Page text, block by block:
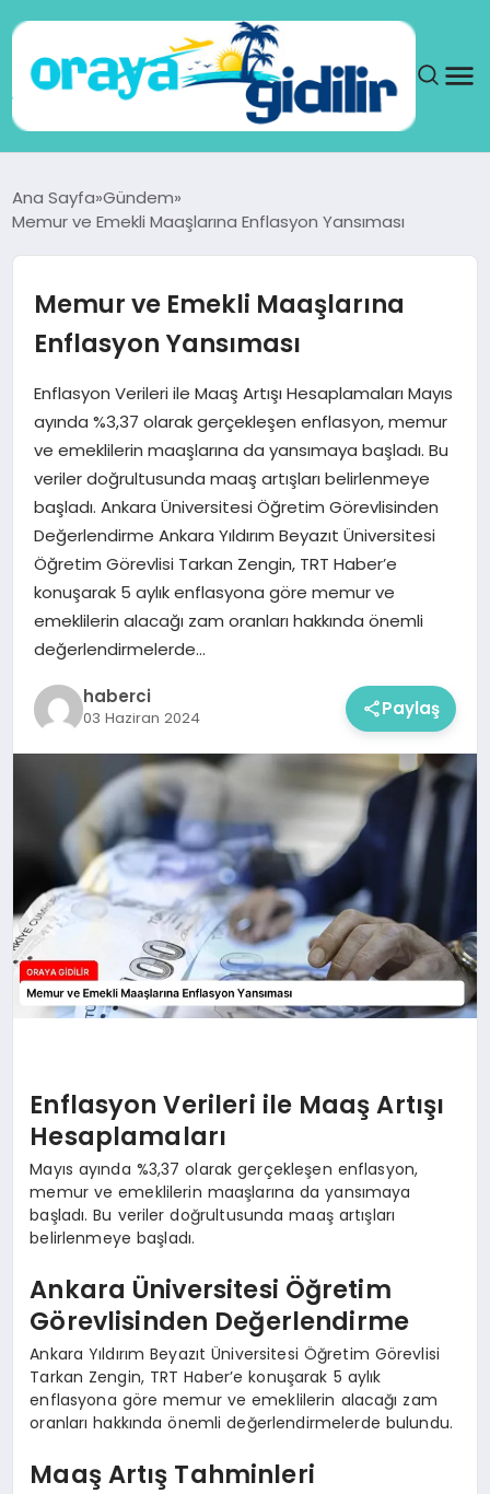
DÜNYA
SEYAHAT
TEKNOLOJI
YAŞAM
Ana Sayfa Gündem
Memur ve Emekli Maaşlarına Enflasyon Yansıması
Memur ve Emekli Maaşlarına
Enflasyon Yansıması
Enflasyon Verileri ile Maaş Artışı Hesaplamaları Mayıs
ayında %3,37 olarak gerçekleşen enflasyon, memur
ve emeklilerin maaşlarına da yansımaya başladı. Bu
veriler doğrultusunda maaş artışları belirlenmeye
başladı. Ankara Üniversitesi Öğretim Görevlisinden
Değerlendirme Ankara Yıldırım Beyazıt Üniversitesi
Öğretim Görevlisi Tarkan Zengin, TRT Haber’e
konuşarak 5 aylık enflasyona göre memur ve
emeklilerin alacağı zam oranları hakkında önemli
değerlendirmelerde…
haberci
03 Haziran 2024 Paylaş
Enflasyon Verileri ile Maaş Artışı
Hesaplamaları
Mayıs ayında %3,37 olarak gerçekleşen enflasyon,
memur ve emeklilerin maaşlarına da yansımaya
başladı. Bu veriler doğrultusunda maaş artışları
belirlenmeye başladı.
Ankara Üniversitesi Öğretim
Görevlisinden Değerlendirme
Ankara Yıldırım Beyazıt Üniversitesi Öğretim Görevlisi
Tarkan Zengin, TRT Haber’e konuşarak 5 aylık
enflasyona göre memur ve emeklilerin alacağı zam
oranları hakkında önemli değerlendirmelerde bulundu.
Maaş Artış Tahminleri